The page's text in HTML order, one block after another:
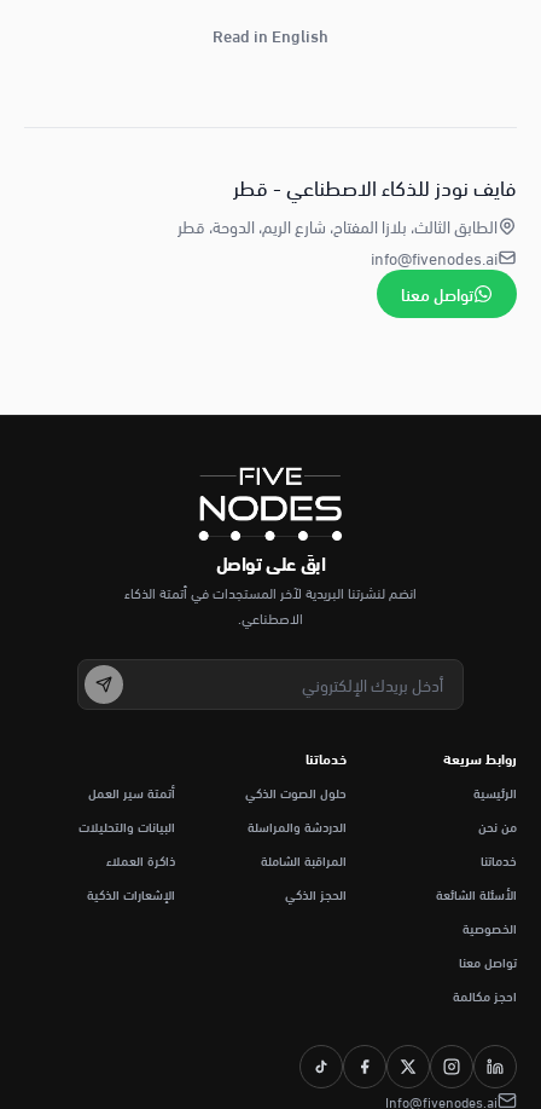
Read in English
فايف نودز للذكاء الاصطناعي - قطر
الطابق الثالث، بلازا المفتاح، شارع الريم، الدوحة، قطر
info@fivenodes.ai
تواصل معنا
ابقَ على تواصل
انضم لنشرتنا البريدية لآخر المستجدات في أتمتة الذكاء
الاصطناعي.
روابط سريعة
الرئيسية
من نحن
خدماتنا
الأسئلة الشائعة
الخصوصية
تواصل معنا
احجز مكالمة
خدماتنا
حلول الصوت الذكي
الدردشة والمراسلة
المراقبة الشاملة
الحجز الذكي
أتمتة سير العمل
البيانات والتحليلات
ذاكرة العملاء
الإشعارات الذكية
Info@fivenodes.ai